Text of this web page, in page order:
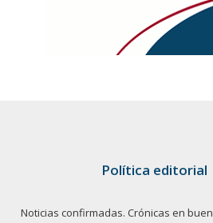
Política editorial
Noticias confirmadas. Crónicas en